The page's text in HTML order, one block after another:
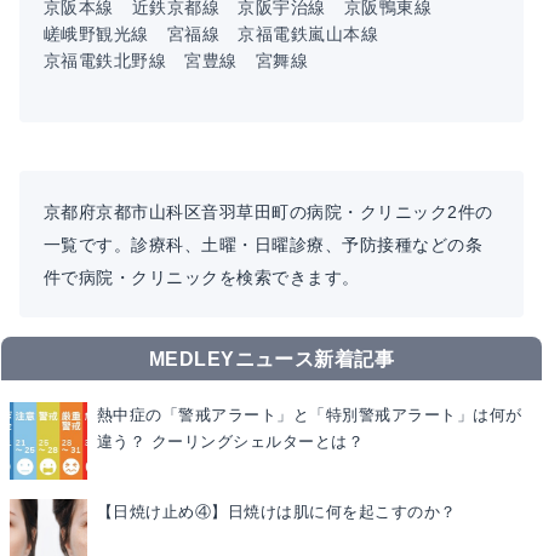
京阪本線
近鉄京都線 京阪宇治線
京阪鴨東線
嵯峨野観光線
宮福線
京福電鉄嵐山本線
京福電鉄北野線
宮豊線 宮舞線
京都府京都市山科区音羽草田町の病院・クリニック2件の
一覧です。診療科、土曜・日曜診療、予防接種などの条
件で病院・クリニックを検索できます。
MEDLEYニュース新着記事
熱中症の「警戒アラート」と「特別警戒アラート」は何が
違う？ クーリングシェルターとは？
【日焼け止め④】日焼けは肌に何を起こすのか？